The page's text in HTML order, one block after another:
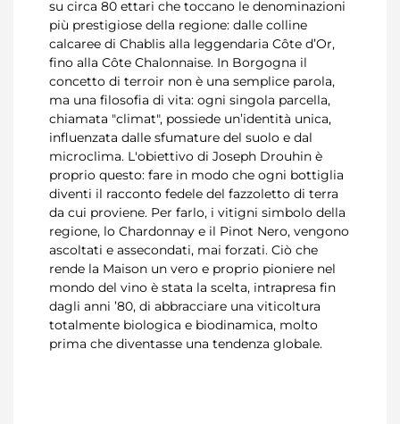
su circa 80 ettari che toccano le denominazioni
più prestigiose della regione: dalle colline
calcaree di Chablis alla leggendaria Côte d’Or,
fino alla Côte Chalonnaise. In Borgogna il
concetto di terroir non è una semplice parola,
ma una filosofia di vita: ogni singola parcella,
chiamata "climat", possiede un’identità unica,
influenzata dalle sfumature del suolo e dal
microclima. L'obiettivo di Joseph Drouhin è
proprio questo: fare in modo che ogni bottiglia
diventi il racconto fedele del fazzoletto di terra
da cui proviene. Per farlo, i vitigni simbolo della
regione, lo Chardonnay e il Pinot Nero, vengono
ascoltati e assecondati, mai forzati. Ciò che
rende la Maison un vero e proprio pioniere nel
mondo del vino è stata la scelta, intrapresa fin
dagli anni ’80, di abbracciare una viticoltura
totalmente biologica e biodinamica, molto
prima che diventasse una tendenza globale.